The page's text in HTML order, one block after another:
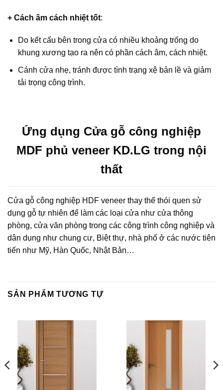
+ Cách âm cách nhiệt tốt:
Do kết cấu bên trong cửa có nhiều khoảng trống do
khung xương tạo ra nên có phần cách âm, cách nhiệt.
Cánh cửa nhẹ, tránh được tình trạng xệ bản lề và giảm
tải trọng công trình.
Ứng dụng Cửa gỗ công nghiệp
MDF phủ veneer KD.LG trong nội
thất
Cửa gỗ công nghiệp HDF veneer thay thế thói quen sử
dụng gỗ tự nhiên để làm các loại cửa như cửa thông
phòng, cửa văn phòng trong các công trình công nghiệp và
dân dụng như chung cư, Biệt thự, nhà phố ở các nước tiên
tiến như Mỹ, Hàn Quốc, Nhật Bản…
SẢN PHẨM TƯƠNG TỰ